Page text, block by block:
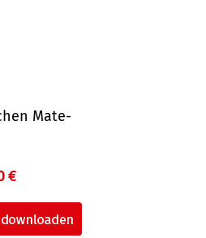
Mate­
€